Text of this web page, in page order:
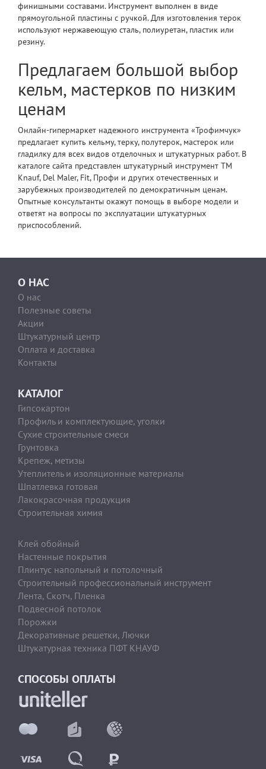
финишными составами. Инструмент выполнен в виде
прямоугольной пластины с ручкой. Для изготовления терок
используют нержавеющую сталь, полиуретан, пластик или
резину.
Предлагаем большой выбор
кельм, мастерков по низким
ценам
Онлайн-гипермаркет надежного инструмента «Трофимчук»
предлагает купить кельму, терку, полутерок, мастерок или
гладилку для всех видов отделочных и штукатурных работ. В
каталоге сайта представлен штукатурный инструмент ТМ
Knauf, Del Maler, Fit, Профи и других отечественных и
зарубежных производителей по демократичным ценам.
Опытные консультанты окажут помощь в выборе модели и
ответят на вопросы по эксплуатации штукатурных
приспособлений.
О НАС
О нас
Полезные советы
Акции
Штукатурный центр
Оплата и доставка
Контакты
КАТАЛОГ
Гипсокартон
Профиль и комплектующие, уголки
Сухие строительные смеси
Грунтовка
Крепеж, метизы
Утеплитель и изоляционные материалы
Шпатлевка готовая
Лакокрасочная продукция
Строительная химия
Клей обойный
Настенные покрытия
Плинтус напольный и потолочный
Строительный профессиональный инструмент
Лента, Скотч, Пленка
Подвесной потолок
Порожки
Декоративные решетки, Лючки
Штукатурная техника ПФТ КНАУФ
СПОСОБЫ ОПЛАТЫ